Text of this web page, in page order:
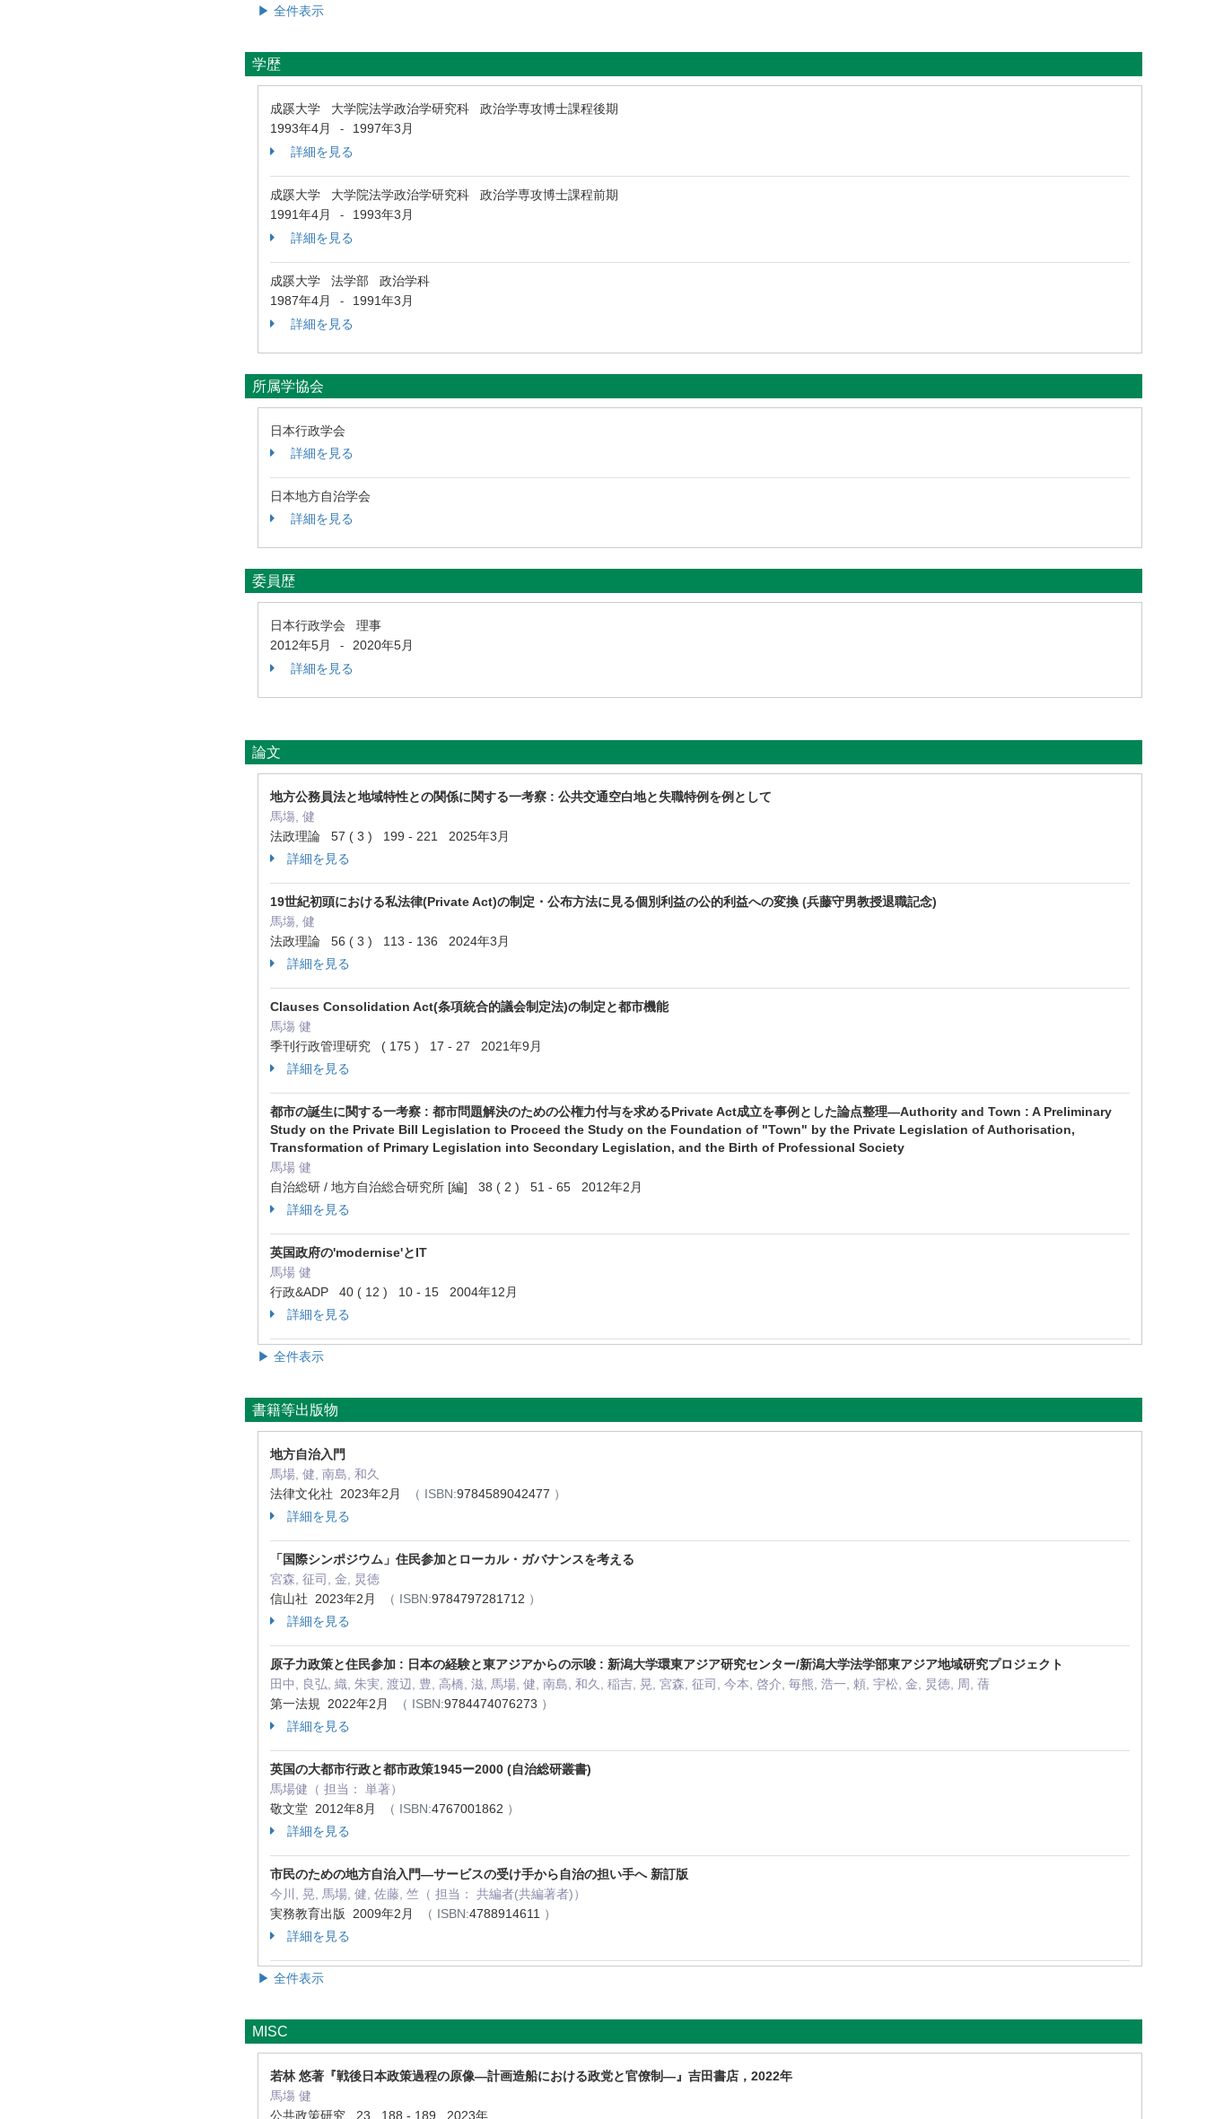
▶ 全件表示
学歴
成蹊大学 大学院法学政治学研究科 政治学専攻博士課程後期
1993年4月
-
1997年3月
詳細を見る
成蹊大学 大学院法学政治学研究科 政治学専攻博士課程前期
1991年4月
-
1993年3月
詳細を見る
成蹊大学 法学部 政治学科
1987年4月
-
1991年3月
詳細を見る
所属学協会
日本行政学会
詳細を見る
日本地方自治学会
詳細を見る
委員歴
日本行政学会 理事
2012年5月
-
2020年5月
詳細を見る
論文
地方公務員法と地域特性との関係に関する一考察 : 公共交通空白地と失職特例を例として
馬塲, 健
法政理論 57 ( 3 ) 199 - 221 2025年3月
詳細を見る
19世紀初頭における私法律(Private Act)の制定・公布方法に見る個別利益の公的利益への変換 (兵藤守男教授退職記念)
馬塲, 健
法政理論 56 ( 3 ) 113 - 136 2024年3月
詳細を見る
Clauses Consolidation Act(条項統合的議会制定法)の制定と都市機能
馬塲 健
季刊行政管理研究 ( 175 ) 17 - 27 2021年9月
詳細を見る
都市の誕生に関する一考察 : 都市問題解決のための公権力付与を求めるPrivate Act成立を事例とした論点整理—Authority and Town : A Preliminary
Study on the Private Bill Legislation to Proceed the Study on the Foundation of "Town" by the Private Legislation of Authorisation,
Transformation of Primary Legislation into Secondary Legislation, and the Birth of Professional Society
馬場 健
自治総研 / 地方自治総合研究所 [編] 38 ( 2 ) 51 - 65 2012年2月
詳細を見る
英国政府の'modernise'とIT
馬場 健
行政&ADP 40 ( 12 ) 10 - 15 2004年12月
詳細を見る
▶ 全件表示
書籍等出版物
地方自治入門
馬場, 健, 南島, 和久
法律文化社 2023年2月
（ ISBN:9784589042477 ）
詳細を見る
「国際シンポジウム」住民参加とローカル・ガバナンスを考える
宮森, 征司, 金, 炅徳
信山社 2023年2月
（ ISBN:9784797281712 ）
詳細を見る
原子力政策と住民参加 : 日本の経験と東アジアからの示唆 : 新潟大学環東アジア研究センター/新潟大学法学部東アジア地域研究プロジェクト
田中, 良弘, 織, 朱実, 渡辺, 豊, 高橋, 滋, 馬場, 健, 南島, 和久, 稲吉, 晃, 宮森, 征司, 今本, 啓介, 毎熊, 浩一, 頼, 宇松, 金, 炅徳, 周, 蒨
第一法規 2022年2月
（ ISBN:9784474076273 ）
詳細を見る
英国の大都市行政と都市政策1945ー2000 (自治総研叢書)
馬場健（ 担当： 単著）
敬文堂 2012年8月
（ ISBN:4767001862 ）
詳細を見る
市民のための地方自治入門―サービスの受け手から自治の担い手へ 新訂版
今川, 晃, 馬場, 健, 佐藤, 竺（ 担当： 共編者(共編著者)）
実務教育出版 2009年2月
（ ISBN:4788914611 ）
詳細を見る
▶ 全件表示
MISC
若林 悠著『戦後日本政策過程の原像―計画造船における政党と官僚制―』吉田書店，2022年
馬塲 健
公共政策研究 23 188 - 189 2023年